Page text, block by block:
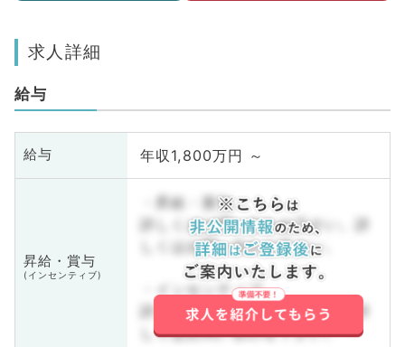
求人詳細
給与
給与 年収1,800万円 ～
昇給・賞与
(インセンティブ)
・昇給・賞与
詳しくはお問い合わせ下さい。詳
しくはお問い合わせ下さい。
・インセンティブ
詳しくはお問い合わせ下さい。詳
しくはお問い合わせ下さい。